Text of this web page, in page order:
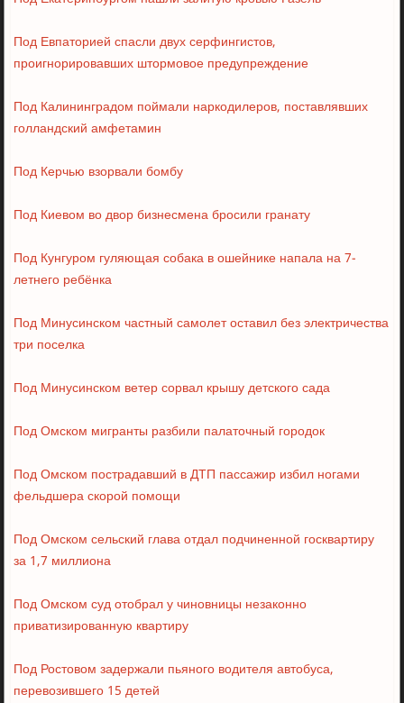
Под Евпаторией спасли двух серфингистов,
проигнорировавших штормовое предупреждение
Под Калининградом поймали наркодилеров, поставлявших
голландский амфетамин
Под Керчью взорвали бомбу
Под Киевом во двор бизнесмена бросили гранату
Под Кунгуром гуляющая собака в ошейнике напала на 7-
летнего ребёнка
Под Минусинском частный самолет оставил без электричества
три поселка
Под Минусинском ветер сорвал крышу детского сада
Под Омском мигранты разбили палаточный городок
Под Омском пострадавший в ДТП пассажир избил ногами
фельдшера скорой помощи
Под Омском сельский глава отдал подчиненной госквартиру
за 1,7 миллиона
Под Омском суд отобрал у чиновницы незаконно
приватизированную квартиру
Под Ростовом задержали пьяного водителя автобуса,
перевозившего 15 детей